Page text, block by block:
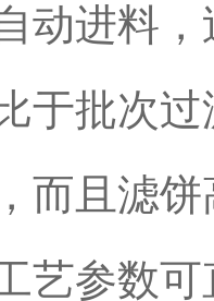
动进料
于批次
而且滤
艺参数